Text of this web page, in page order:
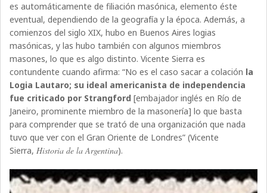
es automáticamente de filiación masónica, elemento éste
eventual, dependiendo de la geografía y la época. Además, a
comienzos del siglo XIX, hubo en Buenos Aires logias
masónicas, y las hubo también con algunos miembros
masones, lo que es algo distinto. Vicente Sierra es
contundente cuando afirma: “No es el caso sacar a colación la
Logia Lautaro; su ideal americanista de independencia
fue criticado por Strangford[embajador inglés en Río de
Janeiro, prominente miembro de la masonería] lo que basta
para comprender que se trató de una organización que nada
tuvo que ver con el Gran Oriente de Londres” (Vicente
Sierra,Historia de la Argentina).